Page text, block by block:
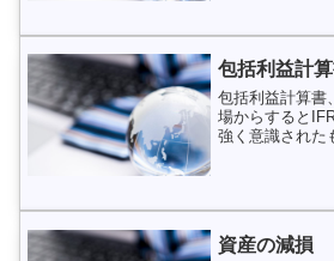
包括利益計
包括利益計算書
場からすると
強く意識された
も資産負債の差
資産の減損